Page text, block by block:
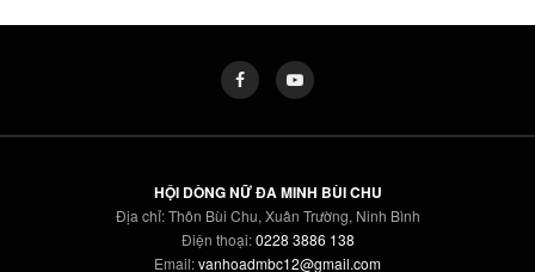
HỘI DÒNG NỮ ĐA MINH BÙI CHU
Địa chỉ: Thôn Bùi Chu, Xuân Trường, Ninh Bình
Điện thoại:0228 3886 138
Email:vanhoadmbc12@gmail.com